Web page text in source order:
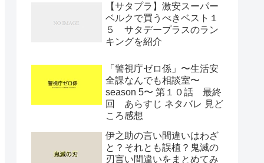
【サタプラ】激安スーパー
ベルクで買うべきベスト１
５ サタデープラスのラン
キングを紹介
「警視庁ゼロ係」〜生活安
全課なんでも相談室〜
season 5〜 第１０話 最終
回 あらすじ ネタバレ 見ど
ころ感想
伊之助の言い間違いはわざ
と？それとも誤植？鬼滅の
刃言い間違いをまとめてみ